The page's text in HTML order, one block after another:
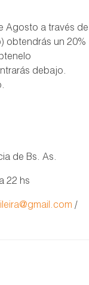
Agosto a través de
obtendrás un 20%
debajo.
de Bs. As.
22 hs
/